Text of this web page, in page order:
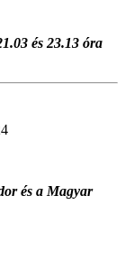
és 23.13 óra
és a Magyar